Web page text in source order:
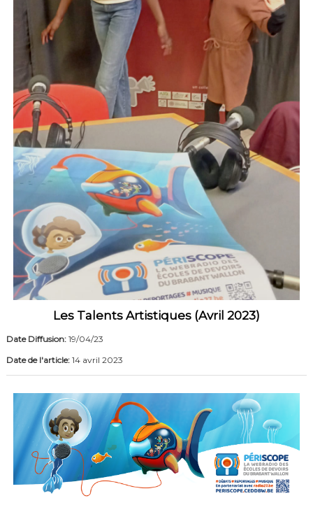
Les Talents Artistiques (Avril 2023)
Date Diffusion:19/04/23
Date de l'article:14 avril 2023